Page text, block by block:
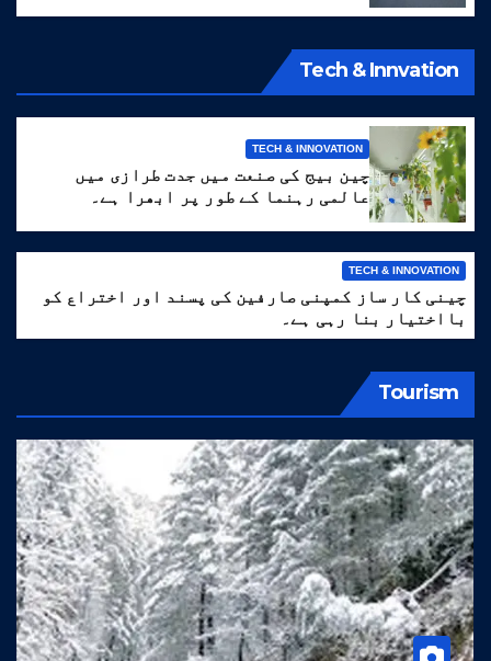
Tech & Innvation
TECH & INNOVATION
چین بیج کی صنعت میں جدت طرازی میں
عالمی رہنما کے طور پر ابھرا ہے۔
TECH & INNOVATION
چینی کار ساز کمپنی صارفین کی پسند اور اختراع کو
بااختیار بنا رہی ہے۔
Tourism